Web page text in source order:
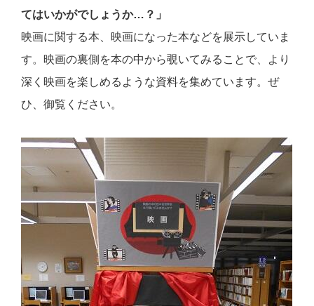
てはいかがでしょうか…？」
映画に関する本、映画になった本などを展示していま
す。映画の裏側を本の中から覗いてみることで、より
深く映画を楽しめるような資料を集めています。ぜ
ひ、御覧ください。